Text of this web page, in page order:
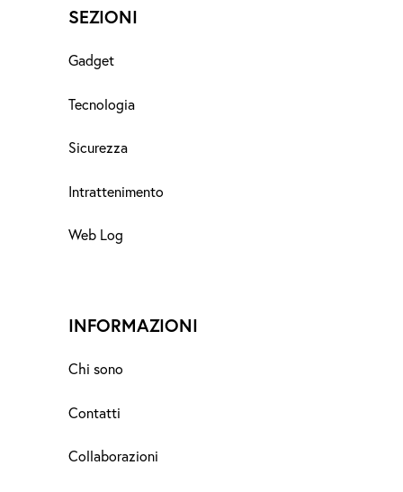
SEZIONI
Gadget
Tecnologia
Sicurezza
Intrattenimento
Web Log
INFORMAZIONI
Chi sono
Contatti
Collaborazioni